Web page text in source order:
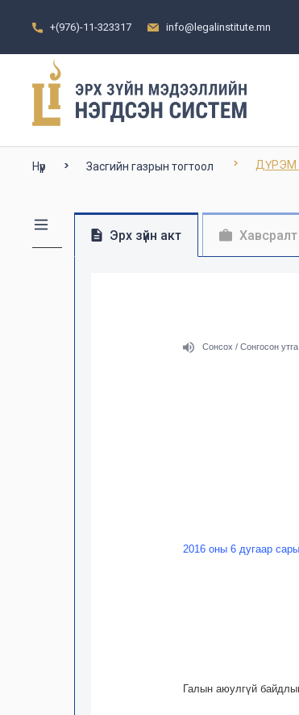
+(976)-11-323317 info@legalinstitute.mn
Нүүр Засгийн газрын тогтоол ДҮРЭМ
Эрх зүйн акт Хавсралт
Сонсох / Сонгосон
2016 оны 6 дугаар
Галын аюулгүй